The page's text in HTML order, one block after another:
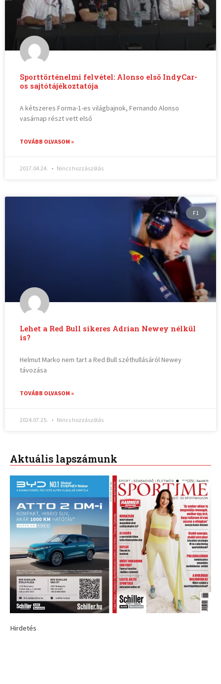
Sporttörténelmi felvétel: Alonso első IndyCar-
os sajtótájékoztatója
A kétszeres Forma-1-es világbajnok, Fernando Alonso
vasárnap részt vett első
TOVÁBB OLVASOM »
2017.04.24. Nincs hozzászólás
F1
Lehet a Red Bull sikeres Adrian Newey nélkül
is?
Helmut Marko nem tart a Red Bull széthullásáról Newey
távozása
TOVÁBB OLVASOM »
2024.07.25. Nincs hozzászólás
Aktuális lapszámunk
Hirdetés